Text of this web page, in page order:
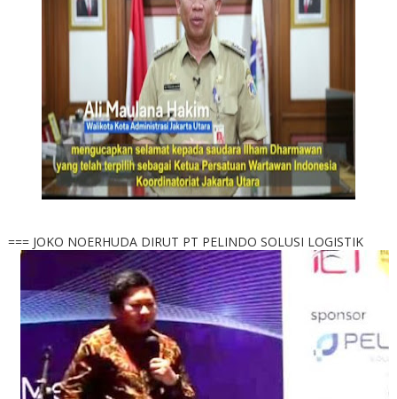
=== JOKO NOERHUDA DIRUT PT PELINDO SOLUSI LOGISTIK